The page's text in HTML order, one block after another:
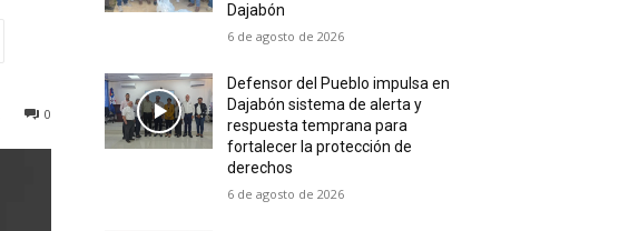
0
Dajabón
6 de agosto de 2026
Defensor del Pueblo impulsa en
Dajabón sistema de alerta y
respuesta temprana para
fortalecer la protección de
derechos
6 de agosto de 2026